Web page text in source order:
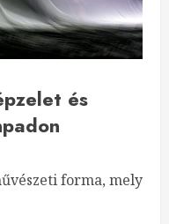
és
forma, mely